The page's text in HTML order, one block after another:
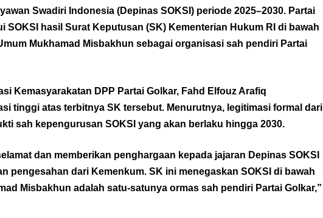
Swadiri Indonesia (Depinas SOKSI) periode 2025–2030. Partai
SOKSI hasil Surat Keputusan (SK) Kementerian Hukum RI di bawah
Mukhamad Misbakhun sebagai organisasi sah pendiri Partai
Kemasyarakatan DPP Partai Golkar, Fahd Elfouz Arafiq
tinggi atas terbitnya SK tersebut. Menurutnya, legitimasi formal dari
sah kepengurusan SOKSI yang akan berlaku hingga 2030.
dan memberikan penghargaan kepada jajaran Depinas SOKSI
pengesahan dari Kemenkum. SK ini menegaskan SOKSI di bawah
Misbakhun adalah satu-satunya ormas sah pendiri Partai Golkar,”